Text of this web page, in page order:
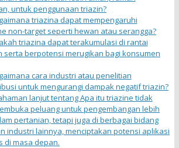
untuk penggunaan triazin?
triazina dapat mempengaruhi
non-target seperti hewan atau serangga?
triazina dapat terakumulasi di rantai
serta berpotensi merugikan bagi konsumen
cara industri atau penelitian
untuk mengurangi dampak negatif triazin?
lanjut tentang Apa itu triazine tidak
peluang untuk pengembangan lebih
pertanian, tetapi juga di berbagai bidang
industri lainnya, menciptakan potensi aplikasi
di masa depan.